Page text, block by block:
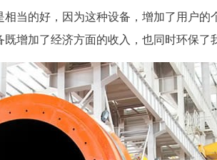
当的好，因为这种设备，增加了用户的
增加了经济方面的收入，也同时环保了